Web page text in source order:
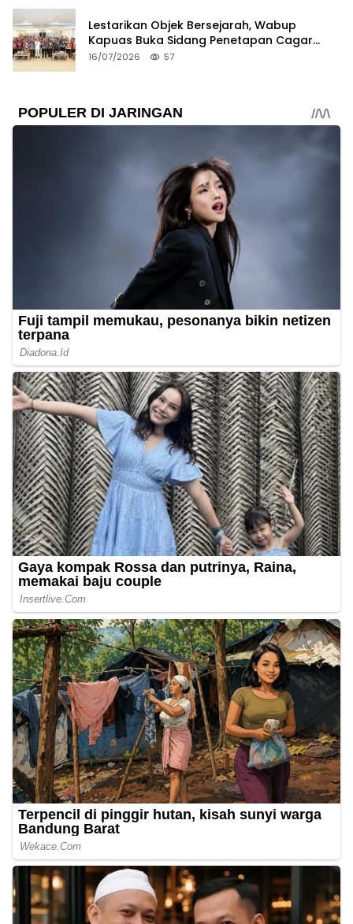
Lestarikan Objek Bersejarah, Wabup
Kapuas Buka Sidang Penetapan Cagar
Budaya 2026
16/07/2026 57